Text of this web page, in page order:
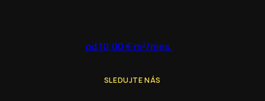
od 10,00 € m²/mes.
SLEDUJTE NÁS